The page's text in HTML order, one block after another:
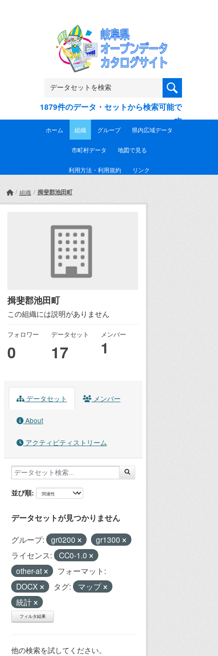
1879件のデータ・セットから検索可能で
す
ホーム 組織 グループ 県内広域データ
市町村データ 地図で見る
利用方法・利用規約 リンク
組織 揖斐郡池田町
揖斐郡池田町
この組織には説明がありません
フォロワー
0
データセット
17
メンバー
1
データセット メンバー
About
アクティビティストリーム
並び順
データセットが見つかりません
グループ: gr0200
gr1300
ライセンス:
CC0-1.0
other-at
フォーマット:
DOCX
タグ:
マップ
統計
フィルタ結果
他の検索を試してください。